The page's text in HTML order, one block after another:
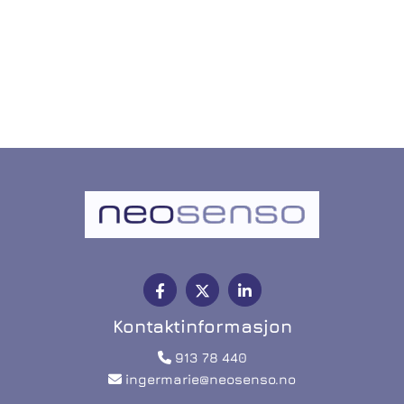
Kontaktinformasjon
 913 78 440
 ingermarie@neosenso.no